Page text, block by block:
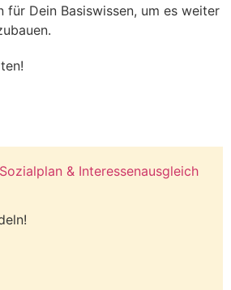
für Dein Basiswissen, um es weiter
& Interessenausgleich